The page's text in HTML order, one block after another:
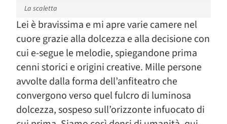
La scaletta
Lei è bravissima e mi apre varie camere nel
cuore grazie alla dolcezza e alla decisione con
cui e-segue le melodie, spiegandone prima
cenni storici e origini creative. Mille persone
avvolte dalla forma dell’anfiteatro che
convergono verso quel fulcro di luminosa
dolcezza, sospeso sull’orizzonte infuocato di